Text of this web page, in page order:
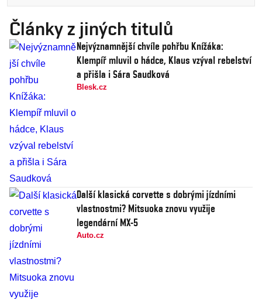
Články z jiných titulů
Nejvýznamnější chvíle pohřbu Knížáka:
Klempíř mluvil o hádce, Klaus vzýval rebelství
a přišla i Sára Saudková
Blesk.cz
Další klasická corvette s dobrými jízdními
vlastnostmi? Mitsuoka znovu využije
legendární MX-5
Auto.cz